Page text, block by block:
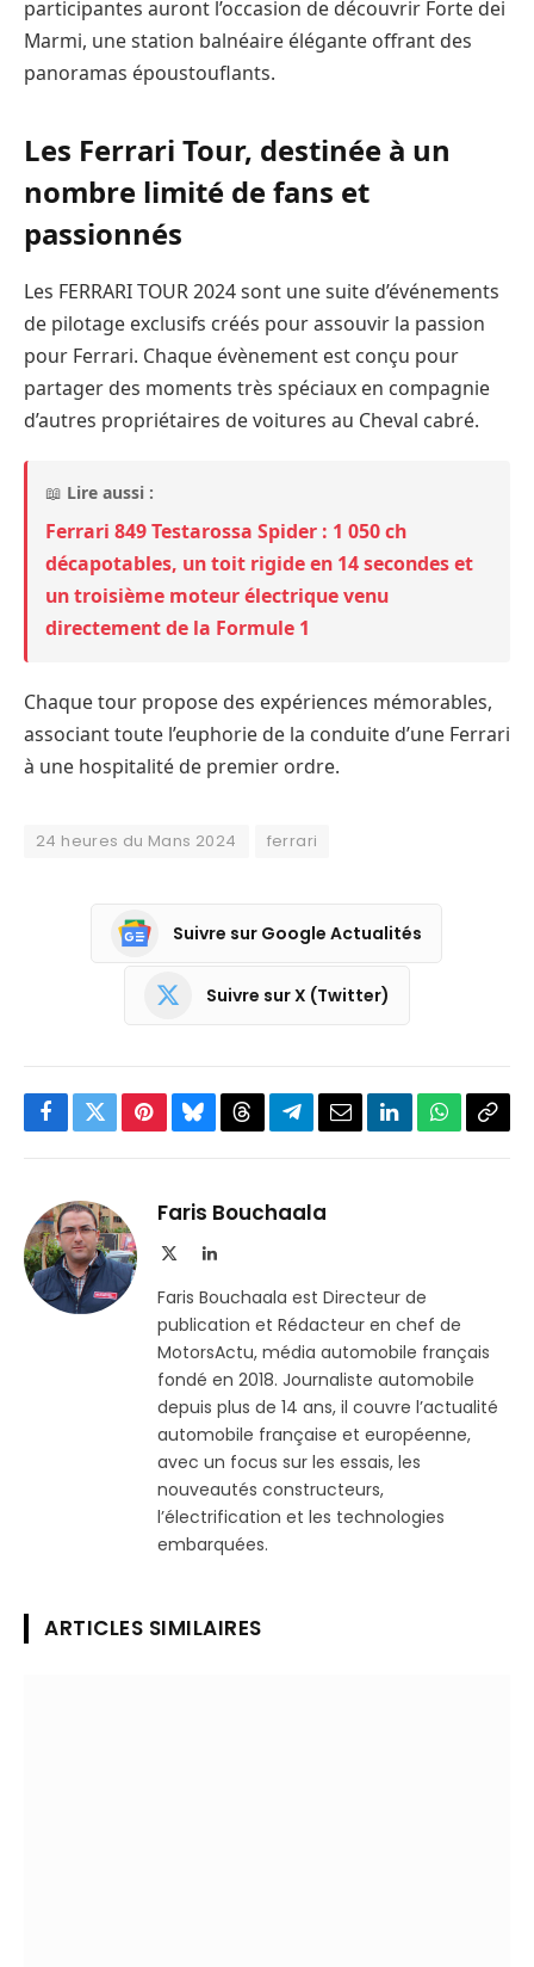
participantes auront l’occasion de découvrir Forte dei
Marmi, une station balnéaire élégante offrant des
panoramas époustouflants.
Les Ferrari Tour, destinée à un
nombre limité de fans et
passionnés
Les FERRARI TOUR 2024 sont une suite d’événements
de pilotage exclusifs créés pour assouvir la passion
pour Ferrari. Chaque évènement est conçu pour
partager des moments très spéciaux en compagnie
d’autres propriétaires de voitures au Cheval cabré.
📖 Lire aussi :
Ferrari 849 Testarossa Spider : 1 050 ch
décapotables, un toit rigide en 14 secondes et
un troisième moteur électrique venu
directement de la Formule 1
Chaque tour propose des expériences mémorables,
associant toute l’euphorie de la conduite d’une Ferrari
à une hospitalité de premier ordre.
24 heures du Mans 2024 ferrari
Suivre sur Google Actualités
Suivre sur X (Twitter)
Facebook
TwitterPinterestBlueskyThreadsPartager
Telegram
EmailLinkedInWhatsApp
Faris Bouchaala
LinkedIn
Faris Bouchaala est Directeur de
publication et Rédacteur en chef de
MotorsActu, média automobile français
fondé en 2018. Journaliste automobile
depuis plus de 14 ans, il couvre l’actualité
automobile française et européenne,
avec un focus sur les essais, les
nouveautés constructeurs,
l’électrification et les technologies
embarquées.
ARTICLES SIMILAIRES